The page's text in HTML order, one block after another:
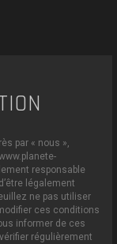
par « nous »,
responsable
légalement
ne pas utiliser
ces conditions
informer de ces
régulièrement